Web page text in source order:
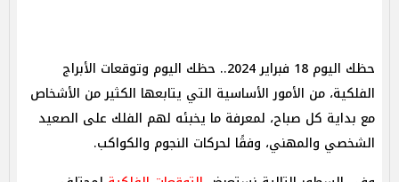
حظك اليوم 18 فبراير 2024.. حظك اليوم وتوقعات الأبراج
الفلكية، من الأمور الأساسية التي يتابعها الكثير من الأشخاص
مع بداية كل صباح، لمعرفة ما يخبئه لهم الفلك على الصعيد
الشخصي والمهني، وفقًا لحركات النجوم والكواكب.